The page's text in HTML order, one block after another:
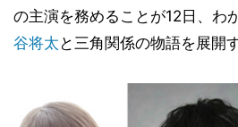
の主演を務めることが12日、わ
谷将太 と三角関係の物語を展開す